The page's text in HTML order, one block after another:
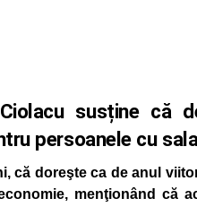
susține că
persoanele cu
că doreşte ca de anul
menţionând că